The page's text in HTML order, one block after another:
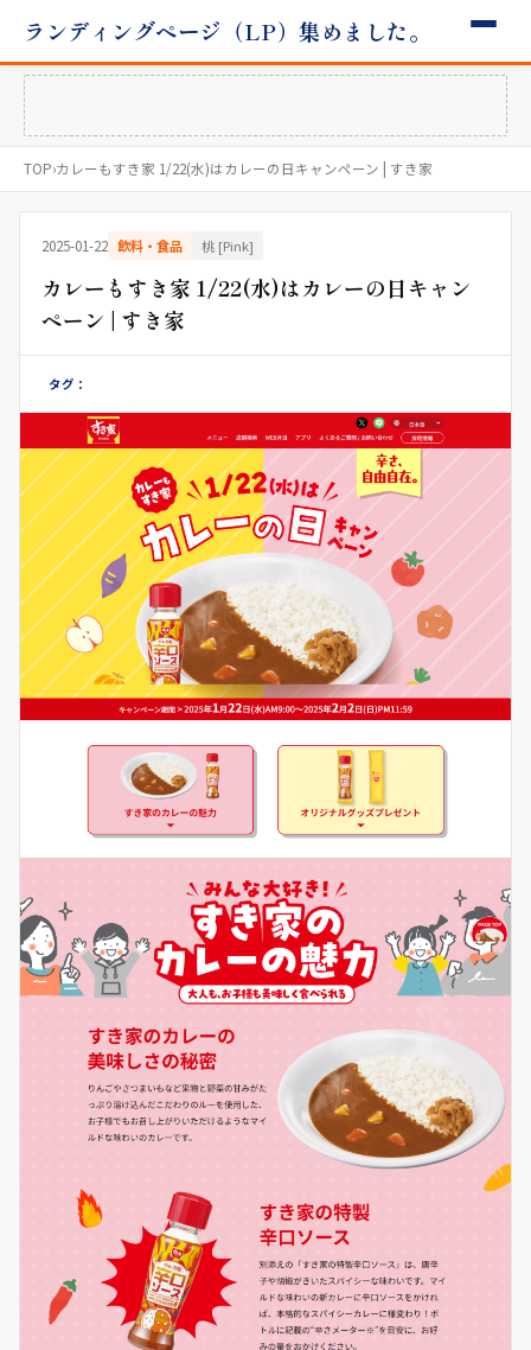
ランディングページ（LP）集めました。
TOP›カレーもすき家 1/22(水)はカレーの日キャンペーン | すき家
2025-01-22 飲料・食品 桃 [Pink]
カレーもすき家 1/22(水)はカレーの日キャン
ペーン | すき家
タグ：